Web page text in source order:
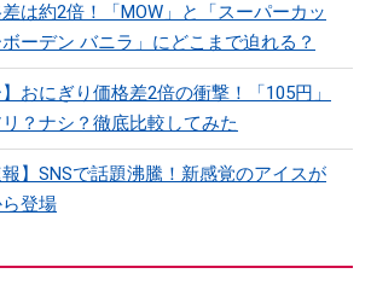
差は約2倍！「MOW」と「スーパーカッ
ーデン バニラ」にどこまで迫れる？
おにぎり価格差2倍の衝撃！「105円」
？ナシ？徹底比較してみた
報】SNSで話題沸騰！新感覚のアイスが
登場